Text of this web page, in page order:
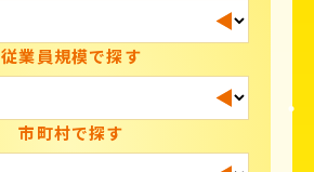
従業員規模で探す
市町村で探す